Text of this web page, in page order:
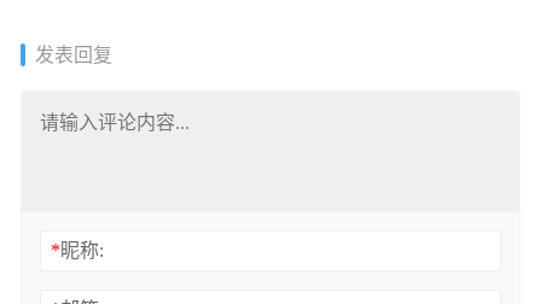
发表回复
*昵称: